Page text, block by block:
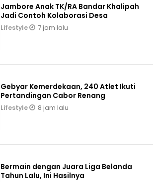
Jambore Anak TK/RA Bandar Khalipah
Jadi Contoh Kolaborasi Desa
Lifestyle 7 jam lalu
Gebyar Kemerdekaan, 240 Atlet Ikuti
Pertandingan Cabor Renang
Lifestyle 8 jam lalu
Bermain dengan Juara Liga Belanda
Tahun Lalu, Ini Hasilnya